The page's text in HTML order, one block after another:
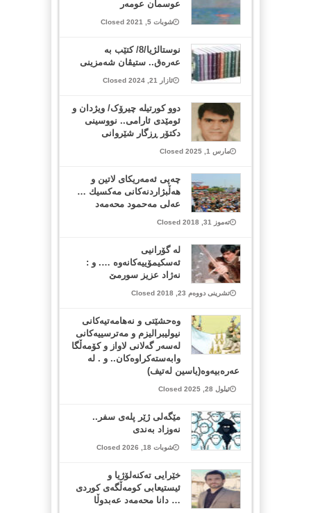
عوسمان عومەر
شوبات 5, 2021 Closed
نوستالژیا/8/ کتێب بە
عەرەق.. ستیڤان شەمزینی
ئازار 21, 2024 Closed
دوو کورتیلە چیرۆک/ ویژدان و
ئومێدی ئارامی.. نووسینی
دکتۆر ڕزگار شێروانی
مارس 1, 2025 Closed
چەپی ئەمەریكای لاتین و
هەڵبژاردنەكانی مەكسیك …
عەلی مەحمود محەمەد
تەموز 31, 2018 Closed
لە گۆرانیی
ئەسكیمۆییەكانەوە …. و :
نه‌ژاد عزیز سورمێ
تشرینی دووەم 23, 2018 Closed
وەحشێتی و نەهامەتیەکانی
نیولیبرالیزم و مەترسییەکانی
لەسەر گەلانی لاواز و کۆمەڵگا
وابەستەکراوەکان.. ‏و . لە
عەرەبیەوە(یاسین لەتیف)
ئیلول 28, 2025 Closed
مێگەلی ژێر پلەی سفر..
نەوزاد بەندی
شوبات 18, 2026 Closed
خێرایی تەکنەلۆژیا و
ئیستیعابی کومەڵگەی کوردی
… دانا محەمەد عەبدوڵا